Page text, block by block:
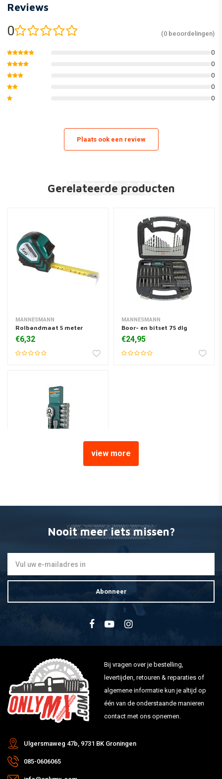
WE Blister, dubbel met Euroloch
EAN 4003315712657
Productlijn ACTIE LINE
Reviews
0 (0 beoordelingen)
0
0
0
0
0
Plaats ook een review
Gerelateerde producten
MANNESMANN
Rolbandmaat 5 meter
€6,32
MANNESMANN
Boor- en bitset 75 dlg
€24,95
view more
Nooit meer iets missen?
Abonneer
Bij vragen over je bestelling,
levertijden, retouren & reparaties of
algemene informatie kun je altijd op
één van de onderstaande manieren
contact met ons opnemen.
Ulgersmaweg 47b, 9731 BK Groningen
085-0606065